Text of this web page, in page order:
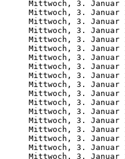
Mittwoch, 3. Januar
Mittwoch, 3. Januar
Mittwoch, 3. Januar
Mittwoch, 3. Januar
Mittwoch, 3. Januar
Mittwoch, 3. Januar
Mittwoch, 3. Januar
Mittwoch, 3. Januar
Mittwoch, 3. Januar
Mittwoch, 3. Januar
Mittwoch, 3. Januar
Mittwoch, 3. Januar
Mittwoch, 3. Januar
Mittwoch, 3. Januar
Mittwoch, 3. Januar
Mittwoch, 3. Januar
Mittwoch, 3. Januar
Mittwoch, 3. Januar